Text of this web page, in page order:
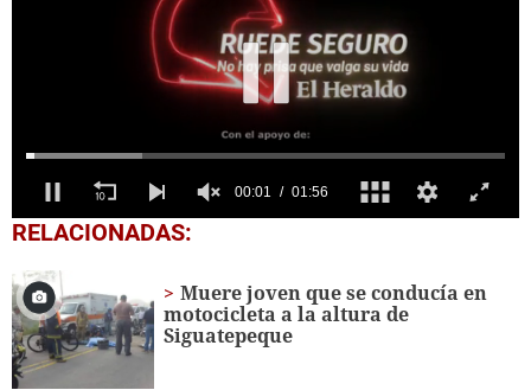
0
of
minute,
56
seconds
RELACIONADAS:
Muere joven que se conducía en
motocicleta a la altura de
Siguatepeque